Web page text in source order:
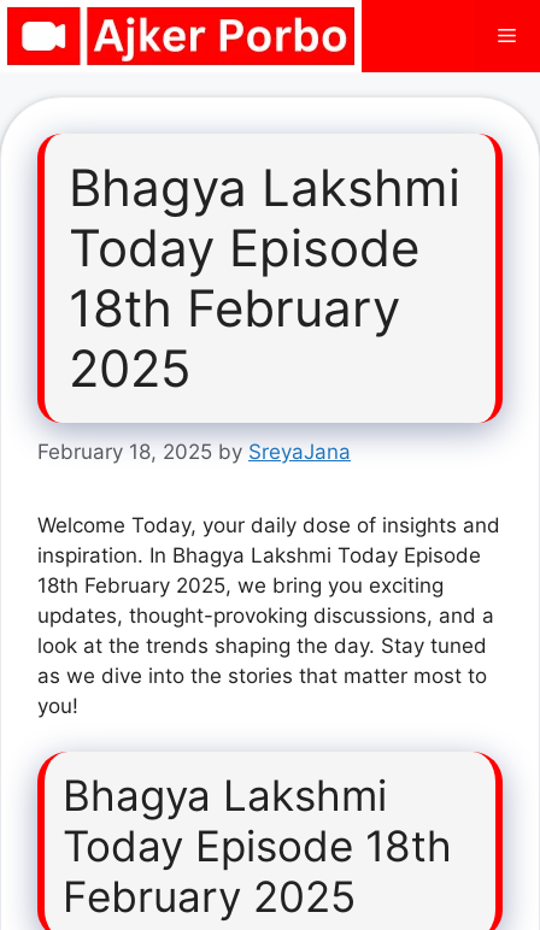
Skip
Bhagya Lakshmi
Today Episode
18th February
2025
February 18, 2025 by SreyaJana
Welcome Today, your daily dose of insights and
inspiration. In Bhagya Lakshmi Today Episode
18th February 2025, we bring you exciting
updates, thought-provoking discussions, and a
look at the trends shaping the day. Stay tuned
as we dive into the stories that matter most to
you!
Bhagya Lakshmi
Today Episode 18th
February 2025